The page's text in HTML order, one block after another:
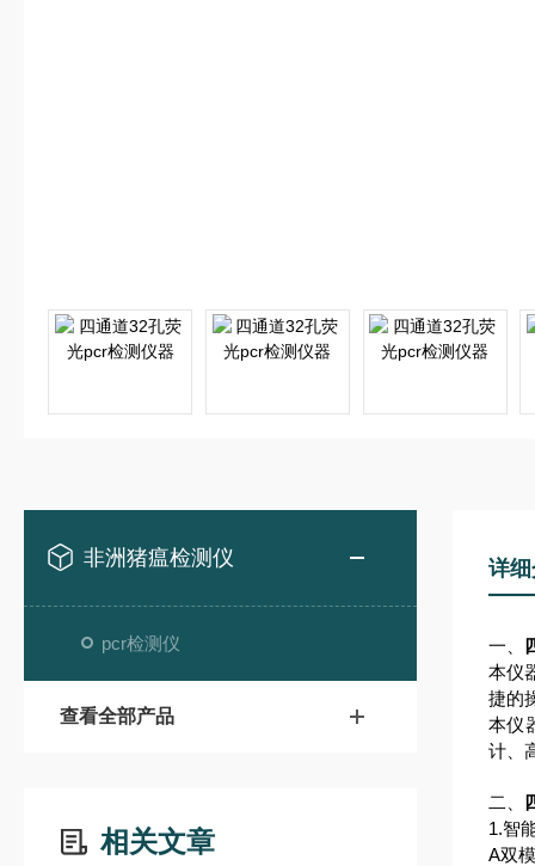
非洲猪瘟检测仪
pcr检测仪
查看全部产品
相关文章
详
一、
本仪
捷的
本仪
计、
二、
1.智
A双